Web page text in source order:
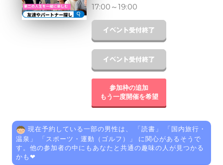
17:00 ～19:00
参加枠の追加
もう一度開催を希望
現在予約している一部の男性は、 「 読書 」 「 国内旅行・
温泉 」 「スポーツ・運動（ゴルフ）
」 に関心があるそうで
す。他の参加者の中にもあなたと共通の趣味の人が見つかる
かも❤